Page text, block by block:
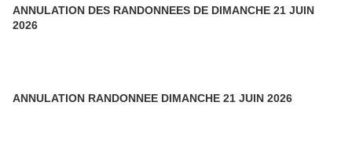
ANNULATION DES RANDONNEES DE DIMANCHE 21 JUIN
2026
ANNULATION RANDONNEE DIMANCHE 21 JUIN 2026